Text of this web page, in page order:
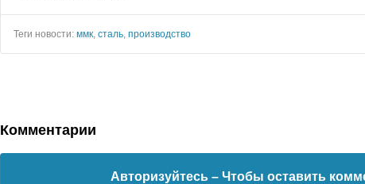
Теги новости: ммк сталь производство
Комментарии
Авторизуйтесь – Чтобы оставить